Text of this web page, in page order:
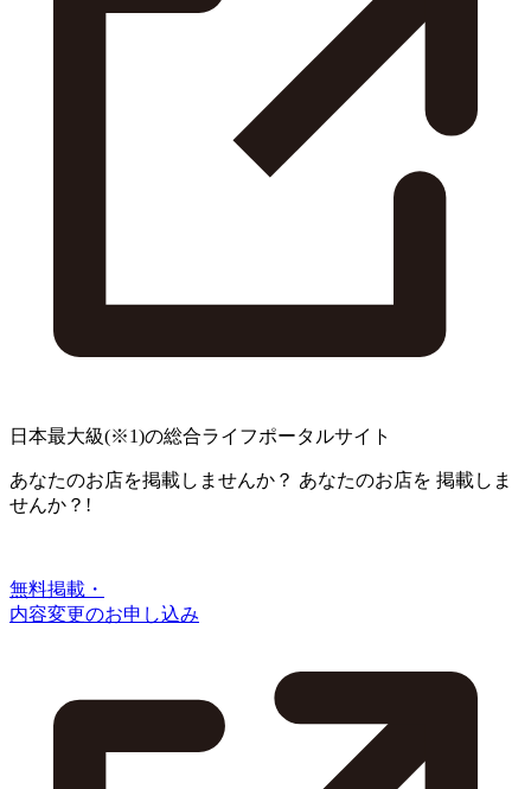
日本最大級(※1)の総合ライフポータルサイト
あなたのお店を掲載しませんか？ あなたのお店を 掲載しま
せんか？!
無料掲載・
内容変更のお申し込み